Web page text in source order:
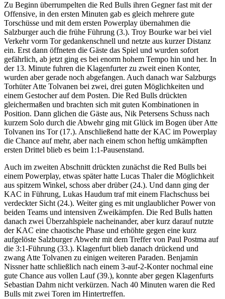
Zu Beginn überrumpelten die Red Bulls ihren Gegner fast mit der
Offensive, in den ersten Minuten gab es gleich mehrere gute
Torschüsse und mit dem ersten Powerplay übernahmen die
Salzburger auch die frühe Führung (3.). Troy Bourke war bei viel
Verkehr vorm Tor gedankenschnell und netzte aus kurzer Distanz
ein. Erst dann öffneten die Gäste das Spiel und wurden sofort
gefährlich, ab jetzt ging es bei enorm hohem Tempo hin und her. In
der 13. Minute fuhren die Klagenfurter zu zweit einen Konter,
wurden aber gerade noch abgefangen. Auch danach war Salzburgs
Torhüter Atte Tolvanen bei zwei, drei guten Möglichkeiten und
einem Gestocher auf dem Posten. Die Red Bulls drückten
gleichermaßen und brachten sich mit guten Kombinationen in
Position. Dann glichen die Gäste aus, Nik Petersens Schuss nach
kurzem Solo durch die Abwehr ging mit Glück im Bogen über Atte
Tolvanen ins Tor (17.). Anschließend hatte der KAC im Powerplay
die Chance auf mehr, aber nach einem schon heftig umkämpften
ersten Drittel blieb es beim 1:1-Pausenstand.
Auch im zweiten Abschnitt drückten zunächst die Red Bulls bei
einem Powerplay, etwas später hatte Lucas Thaler die Möglichkeit
aus spitzem Winkel, schoss aber drüber (24.). Und dann ging der
KAC in Führung, Lukas Haudum traf mit einem Flachschuss bei
verdeckter Sicht (24.). Weiter ging es mit unglaublicher Power von
beiden Teams und intensiven Zweikämpfen. Die Red Bulls hatten
danach zwei Überzahlspiele nacheinander, aber kurz darauf nutzte
der KAC eine chaotische Phase und erhöhte gegen eine kurz
aufgelöste Salzburger Abwehr mit dem Treffer von Paul Postma auf
die 3:1-Führung (33.). Klagenfurt blieb danach drückend und
zwang Atte Tolvanen zu einigen weiteren Paraden. Benjamin
Nissner hatte schließlich nach einem 3-auf-2-Konter nochmal eine
gute Chance aus vollen Lauf (39.), konnte aber gegen Klagenfurts
Sebastian Dahm nicht verkürzen. Nach 40 Minuten waren die Red
Bulls mit zwei Toren im Hintertreffen.